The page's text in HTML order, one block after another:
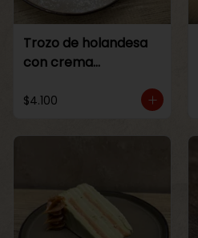
Trozo de holandesa
con crema
$4.100